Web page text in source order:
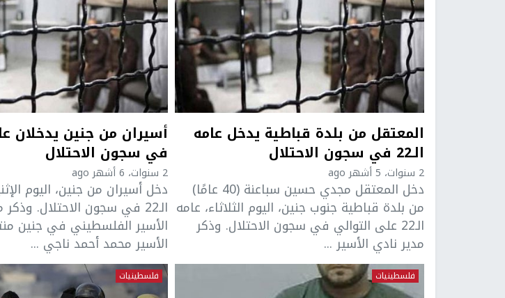
المعتقل من بلدة قباطية يدخل عامه
الـ22 في سجون الاحتلال
2 سنوات، 5 أشهر ago
دخل المعتقل مجدي حسين سباعنة (40 عامًا)
من بلدة قباطية جنوب جنين، اليوم الثلاثاء، عامه
الـ22 على التوالي في سجون الاحتلال. وذكر
مدير نادي الأسير ...
في سجون الاحتلال
2 سنوات، 6 أشهر ago
دخل أسيران من جنين، اليوم
الـ22 في سجون الاحتلال.
الأسير الفلسطيني في جنين
الأسير محمد أحمد ناجي ...
فلسطينيات فلسطينيات